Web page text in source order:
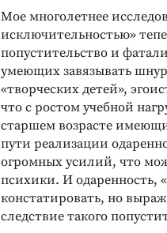
Мое многолетнее
исключительностью»
попустительство и
умеющих завязывать
«творческих детей»,
что с ростом учебной
старшем возрасте
пути реализации
огромных усилий, что
психики. И одаренность,
констатировать, но
следствие такого